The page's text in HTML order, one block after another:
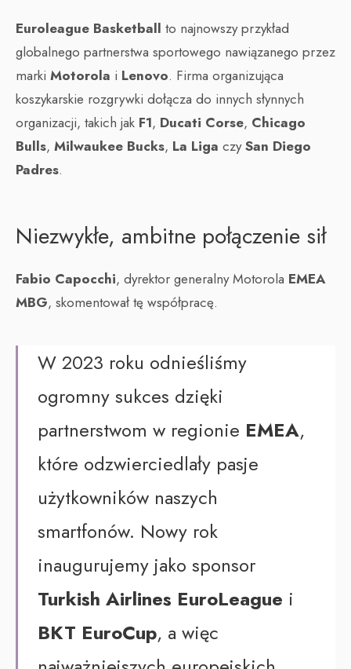
Euroleague Basketball to najnowszy przykład
globalnego partnerstwa sportowego nawiązanego przez
marki Motorola i Lenovo. Firma organizująca
koszykarskie rozgrywki dołącza do innych słynnych
organizacji, takich jak F1, Ducati Corse, Chicago
Bulls, Milwaukee Bucks, La Liga czySan Diego
Padres.
Niezwykłe, ambitne połączenie sił
Fabio Capocchi, dyrektor generalny Motorola EMEA
MBG, skomentował tę współpracę.
W 2023 roku odnieśliśmy
ogromny sukces dzięki
partnerstwom w regionie EMEA,
które odzwierciedlały pasje
użytkowników naszych
smartfonów. Nowy rok
inaugurujemy jako sponsor
Turkish Airlines EuroLeague i
BKT EuroCup, a więc